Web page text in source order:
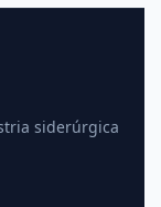
siderúrgica